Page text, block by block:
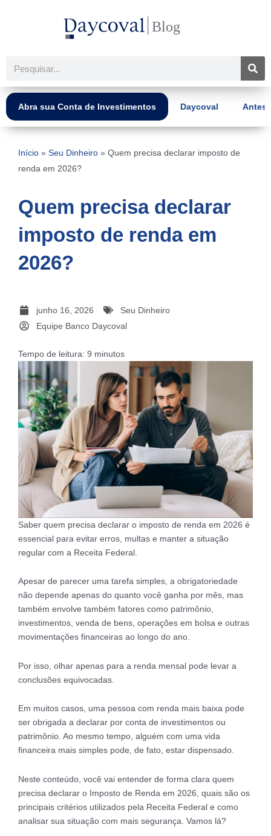
Pesquisar
Abra sua Conta de Investimentos Daycoval Antes
Início » Seu Dinheiro » Quem precisa declarar imposto de
renda em 2026?
Quem precisa declarar
imposto de renda em
2026?
junho 16, 2026
Seu Dinheiro
Equipe Banco Daycoval
Tempo de leitura: 9 minutos
Saber quem precisa declarar o imposto de renda em 2026 é
essencial para evitar erros, multas e manter a situação
regular com a Receita Federal.
Apesar de parecer uma tarefa simples, a obrigatoriedade
não depende apenas do quanto você ganha por mês, mas
também envolve também fatores como patrimônio,
investimentos, venda de bens, operações em bolsa e outras
movimentações financeiras ao longo do ano.
Por isso, olhar apenas para a renda mensal pode levar a
conclusões equivocadas.
Em muitos casos, uma pessoa com renda mais baixa pode
ser obrigada a declarar por conta de investimentos ou
patrimônio. Ao mesmo tempo, alguém com uma vida
financeira mais simples pode, de fato, estar dispensado.
Neste conteúdo, você vai entender de forma clara quem
precisa declarar o Imposto de Renda em 2026, quais são os
principais critérios utilizados pela Receita Federal e como
analisar sua situação com mais segurança. Vamos lá?